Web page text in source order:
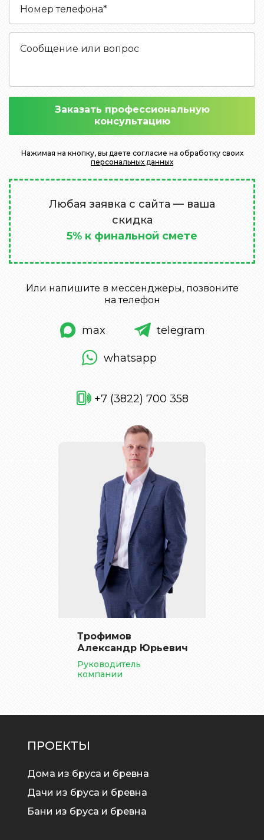
Заказать профессиональную
консультацию
Нажимая на кнопку, вы даете согласие на обработку своих
персональных данных
Любая заявка с сайта — ваша
скидка
5% к финальной смете
Или напишите в мессенджеры, позвоните
на телефон
max telegram
whatsapp
+7 (3822) 700 358
Трофимов
Александр Юрьевич
Руководитель
компании
ПРОЕКТЫ
Дома из бруса и бревна
Дачи из бруса и бревна
Бани из бруса и бревна